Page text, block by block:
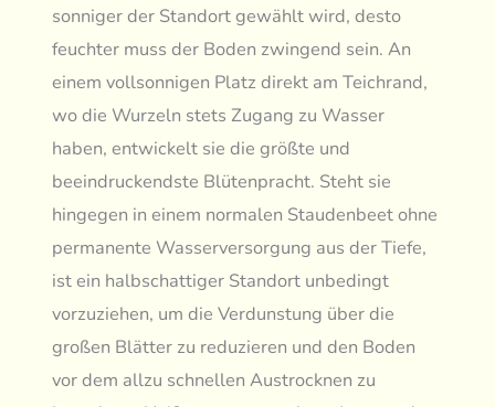
sonniger der Standort gewählt wird, desto
feuchter muss der Boden zwingend sein. An
einem vollsonnigen Platz direkt am Teichrand,
wo die Wurzeln stets Zugang zu Wasser
haben, entwickelt sie die größte und
beeindruckendste Blütenpracht. Steht sie
hingegen in einem normalen Staudenbeet ohne
permanente Wasserversorgung aus der Tiefe,
ist ein halbschattiger Standort unbedingt
vorzuziehen, um die Verdunstung über die
großen Blätter zu reduzieren und den Boden
vor dem allzu schnellen Austrocknen zu